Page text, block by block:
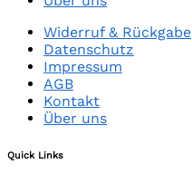
Widerruf & Rückgabe
Datenschutz
Impressum
AGB
Kontakt
Über uns
Quick Links